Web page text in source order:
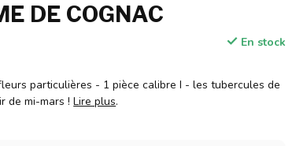
DE COGNAC
En stock
particulières - 1 pièce calibre I - les tubercules de
de mi-mars !Lire plus.